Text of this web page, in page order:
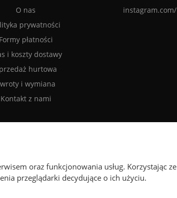
O nas
prywatności
Formy płatności
i koszty dostawy
hurtowa
i wymiana
Kontakt z nami
oraz funkcjonowania usług. Korzystając
przeglądarki decydujące o ich użyciu.